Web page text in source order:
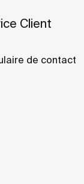
Client
de contact